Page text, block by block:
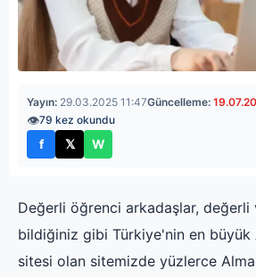
Yayın: 29.03.2025 11:47Güncelleme:
👁79 kez okundu
Facebook'ta paylaş
f
X'te paylaş
𝕏
WhatsApp'ta paylaş
W
Değerli öğrenci arkadaşlar, değerli
bildiğiniz gibi Türkiye'nin en büyük
sitesi olan sitemizde yüzlerce